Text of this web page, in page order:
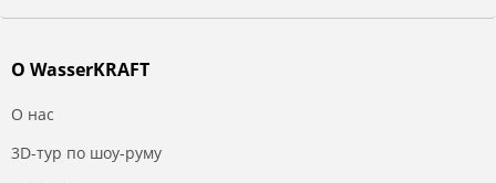
О WasserKRAFT
О нас
3D-тур по шоу-руму